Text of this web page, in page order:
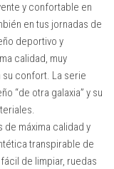
y confortable en
en tus jornadas de
deportivo y
calidad, muy
confort. La serie
“de otra galaxia” y su
de máxima calidad y
transpirable de
de limpiar, ruedas